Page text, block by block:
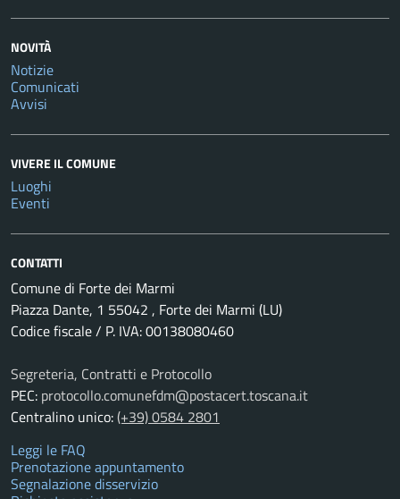
NOVITÀ
Notizie
Comunicati
Avvisi
VIVERE IL COMUNE
Luoghi
Eventi
CONTATTI
Comune di Forte dei Marmi
Piazza Dante, 1 55042 , Forte dei Marmi (LU)
Codice fiscale / P. IVA: 00138080460
Segreteria, Contratti e Protocollo
PEC: protocollo.comunefdm@postacert.toscana.it
Centralino unico:(+39) 0584 2801
Leggi le FAQ
Prenotazione appuntamento
Segnalazione disservizio